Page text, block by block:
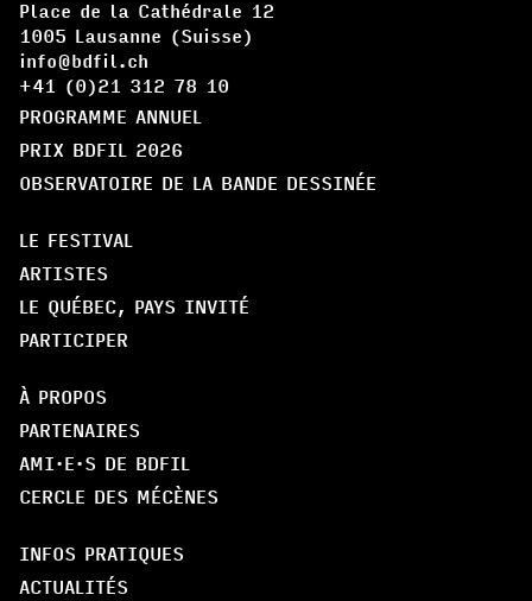
Place de la Cathédrale 12
1005 Lausanne (Suisse)
info@bdfil.ch
+41 (0)21 312 78 10
PROGRAMME ANNUEL
PRIX BDFIL 2026
OBSERVATOIRE DE LA BANDE DESSINÉE
LE FESTIVAL
ARTISTES
LE QUÉBEC, PAYS INVITÉ
PARTICIPER
À PROPOS
PARTENAIRES
AMI·E·S DE BDFIL
CERCLE DES MÉCÈNES
INFOS PRATIQUES
ACTUALITÉS